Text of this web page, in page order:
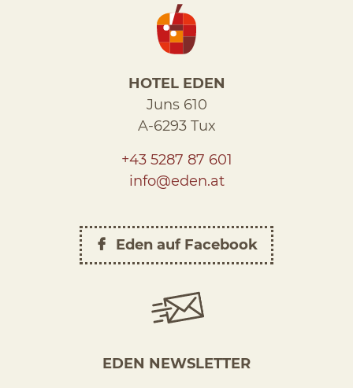
HOTEL EDEN
Juns 610
A-6293 Tux
+43 5287 87 601
info@eden.at
Eden auf Facebook
EDEN NEWSLETTER